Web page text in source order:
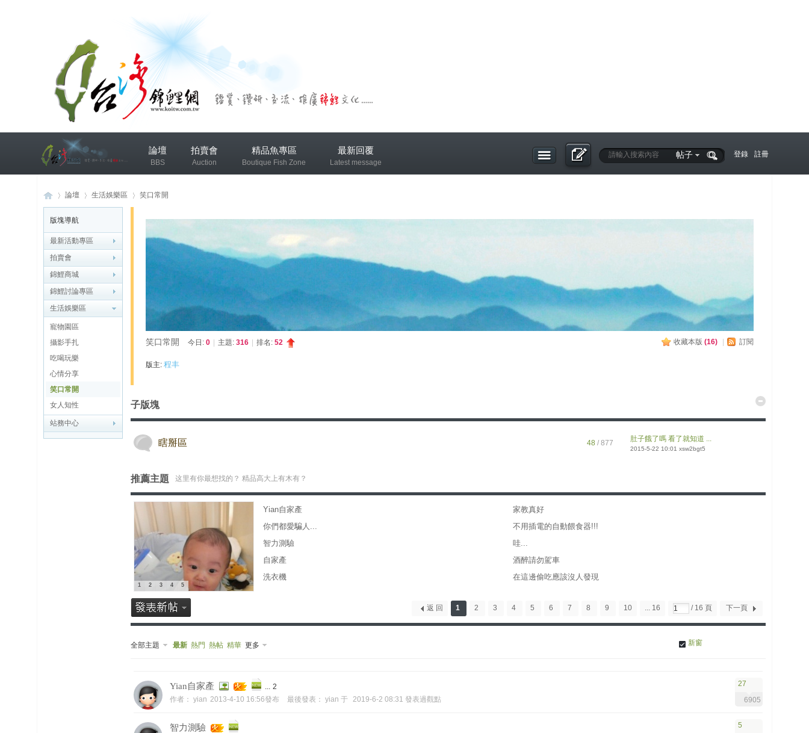
論壇
BBS
拍賣會
Auction
精品魚專區
Boutique Fish Zone
最新回覆
Latest message
錦鯉協會專區
登錄 註冊
帖子
»
論壇 生活娛樂區 笑口常開
版塊導航
最新活動專區
拍賣會
錦鯉商城
錦鯉討論專區
生活娛樂區
寵物園區
攝影手扎
吃喝玩樂
心情分享
笑口常開
女人知性
站務中心
收藏本版 (16) 訂閱
笑口常開 今日: 0 主題: 316 排名: 52
版主: 程丰
子版塊
瞎掰區 48 / 877 肚子餓了嗎 看了就知道 ...
2015-5-22 10:01 xsw2bgt5
推薦主題 这里有你最想找的？ 精品高大上有木有？
1 2 3 4 5
Yian自家產
家教真好
你們都愛騙人...
不用插電的自動餵食器!!!
智力測驗
哇...
自家產
酒醉請勿駕車
洗衣機
在這邊偷吃應該沒人發現
1 2 3 4 5 6 7 8 9 10 ... 16 / 16 頁 下一頁
返 回
全部主題 最新 熱門 熱帖 精華 更多 新窗
Yian自家產 ... 2
作者： yian 2013-4-10 16:56發布 最後發表： yian 于 2019-6-2 08:31 發表過觀點
27
6905
智力測驗
5